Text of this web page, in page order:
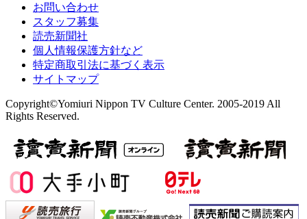
お問い合わせ
スタッフ募集
読売新聞社
個人情報保護方針など
特定商取引法に基づく表示
サイトマップ
Copyright©Yomiuri Nippon TV Culture Center. 2005-2019 All
Rights Reserved.